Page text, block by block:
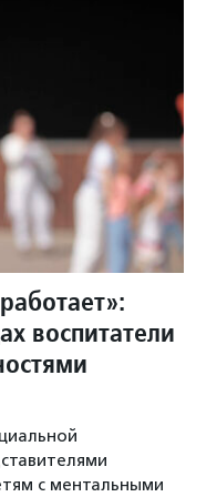
воспитатели
с ментальными